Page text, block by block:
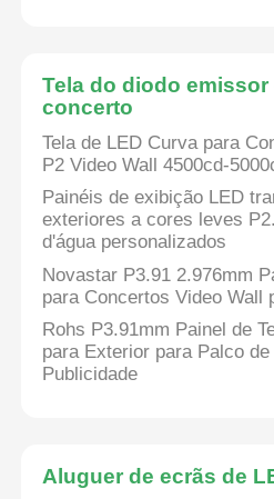
Tela do diodo emissor
concerto
Tela de LED Curva para
P2 Video Wall 4500cd-
Painéis de exibição LED
exteriores a cores leves
d'água personalizados
Novastar P3.91 2.976mm
para Concertos Video Wall
Rohs P3.91mm Painel de
para Exterior para Palco
Publicidade
Aluguer de ecrãs de